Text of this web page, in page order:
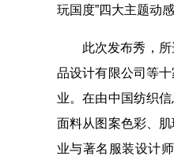
玩国度”四大主题动
此次发布秀，所选
品设计有限公司等
业。在由中国纺织
面料从图案色彩、
业与著名服装设计